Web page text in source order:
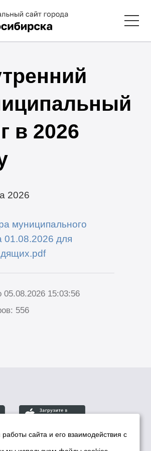
в 2026
2026
муниципального
01.08.2026 для
05.08.2026 15:03:56
556
сайта и его взаимодействия с